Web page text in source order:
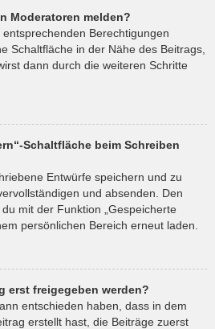
Moderatoren melden?
Berechtigungen
Schaltfläche in der Nähe des Beitrags,
dann durch die weiteren Schritte
Schaltfläche beim Schreiben
Entwürfe speichern und zu
und absenden. Den
mit der Funktion „Gespeicherte
persönlichen Bereich erneut laden.
erst freigegeben werden?
entschieden haben, dass in dem
erstellt hast, die Beiträge zuerst